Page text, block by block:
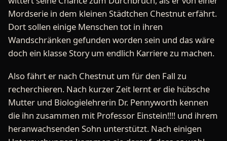
Mordserie in dem kleinen Städtchen Chestnut erfährt.
Dort sollen einige Menschen tot in ihren
Wandschränken gefunden worden sein und das wäre
doch ein klasse Story um endlich Karriere zu machen.
Also fährt er nach Chestnut um für den Fall zu
recherchieren. Nach kurzer Zeit lernt er die hübsche
Mutter und Biologielehrerin Dr. Pennyworth kennen
die ihn zusammen mit Professor Einstein!!!! und ihrem
heranwachsenden Sohn unterstützt. Nach einigen